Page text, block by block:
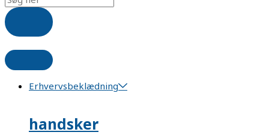
Erhvervsbeklædning
handsker